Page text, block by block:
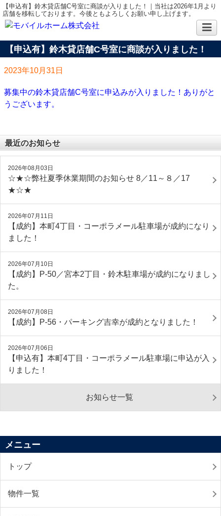
【申込有】鈴木貸店舗C号室に商談が入りました！｜当社は2026年1月より
店舗を移転しております。今後ともよろしくお願い申し上げます。
【申込有】鈴木貸店舗C号室に商談が入りました！
2023年10月31日
募集中の鈴木貸店舗C号室に申込みが入りました！ありがと
うございます。
最近のお知らせ
2026年08月03日
☆★☆弊社夏季休業期間のお知らせ 8／11～８／17
★☆★
2026年07月11日
【成約】本町4丁目・コーポラメール駐車場が成約になり
ました！
2026年07月10日
【成約】P‐50／宮本2丁目・鈴木駐車場が成約になりまし
た。
2026年07月08日
【成約】P-56・パーキング吉幸が成約となりました！
2026年07月06日
【申込有】本町4丁目・コーポラメール駐車場に申込が入
りました！
お知らせ一覧
メニュー
トップ
物件一覧